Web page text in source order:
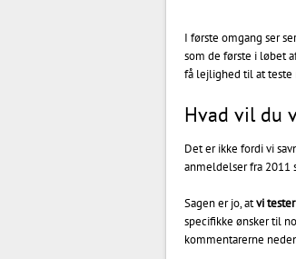
I første omgang ser
som de første i løbet
få lejlighed til at
Hvad vil du
Det er ikke fordi vi
anmeldelser fra 2011
Sagen er jo, atvi
specifikke ønsker til
kommentarerne